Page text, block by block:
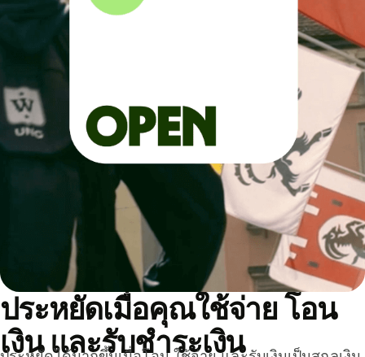
ประหยัดเมื่อคุณใช้จ่าย โอน
เงิน และรับชำระเงิน